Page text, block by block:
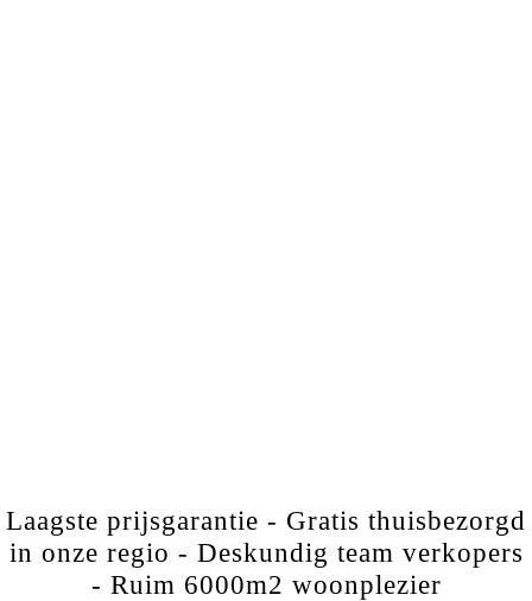
Laagste prijsgarantie - Gratis thuisbezorgd
in onze regio - Deskundig team verkopers
- Ruim 6000m2 woonplezier